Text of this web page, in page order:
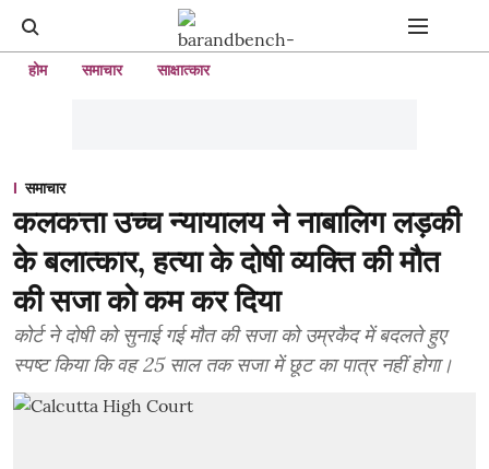
होम समाचार साक्षात्कार
समाचार
कलकत्ता उच्च न्यायालय ने नाबालिग लड़की
के बलात्कार, हत्या के दोषी व्यक्ति की मौत
की सजा को कम कर दिया
कोर्ट ने दोषी को सुनाई गई मौत की सजा को उम्रकैद में बदलते हुए
स्पष्ट किया कि वह 25 साल तक सजा में छूट का पात्र नहीं होगा।